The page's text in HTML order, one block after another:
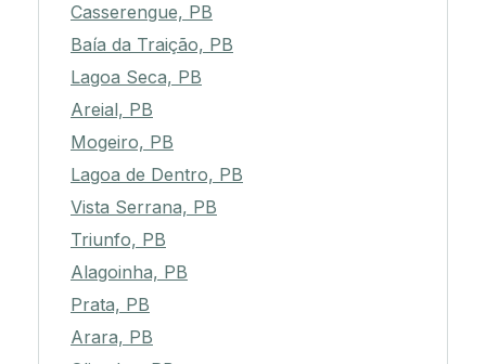
Casserengue, PB
Baía da Traição, PB
Lagoa Seca, PB
Areial, PB
Mogeiro, PB
Lagoa de Dentro, PB
Vista Serrana, PB
Triunfo, PB
Alagoinha, PB
Prata, PB
Arara, PB